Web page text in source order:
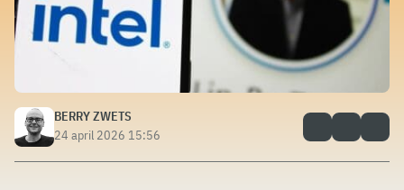
BERRY ZWETS
24 april 2026 15:56